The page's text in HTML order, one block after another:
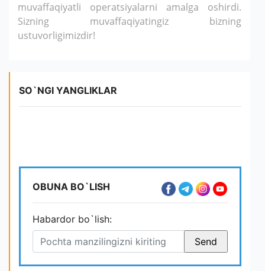
muvaffaqiyatli operatsiyalarni amalga oshirdi.
Sizning muvaffaqiyatingiz bizning
ustuvorligimizdir!
SO`NGI YANGLIKLAR
OBUNA BO`LISH
Habardor bo`lish: